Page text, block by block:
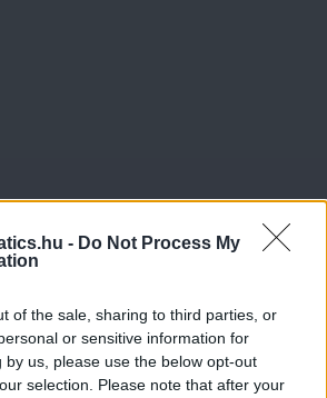
- Do Not Process My
of the sale, sharing to third parties, or
or sensitive information for
by us, please use the below opt-out
selection. Please note that after your